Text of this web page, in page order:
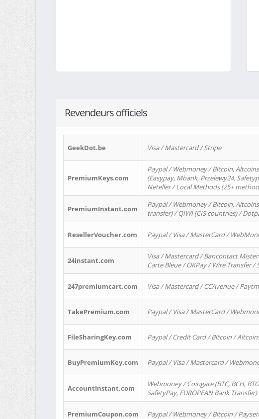
Revendeurs officiels
GeekDot.be Visa / Mastercard / Stripe
PremiumKeys.com
Paypal / Webmoney / Bitcoin, Altcoins
(Easypay, Mbank, Przelewy24,
Neteller / Local Methods (25+
PremiumInstant.com
Paypal / Webmoney / Bitcoin,
transfer) / QIWI (CIS countries) /
ResellerVoucher.com Paypal / Visa / MasterCard /
24instant.com
Visa / Mastercard / Bancontact
Carte Bleue / OKPay / Wire Transfer
247premiumcart.com Visa / Mastercard / CCAvenue /
TakePremium.com Paypal / Visa / MasterCard /
FileSharingKey.com Paypal / Credit Card / Bitcoin /
BuyPremiumKey.com Paypal / Visa / Mastercard /
AccountInstant.com
Webmoney / Coingate (BTC, BCH,
SafetyPay, EUROPEAN Bank
PremiumCoupon.com Paypal / Webmoney / Bitcoin /